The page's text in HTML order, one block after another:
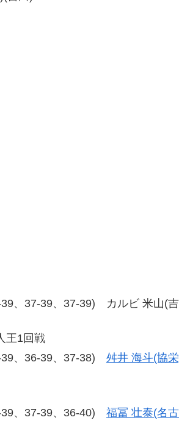
、37-39、37-39) カルビ 米山(
王1回戦
、36-39、37-38) 舛井 海斗(協
、37-39、36-40) 福冨 壮泰(名